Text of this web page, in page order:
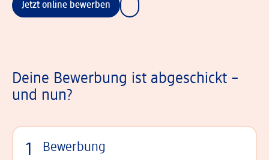
Jetzt online bewerben
Deine Bewerbung ist abgeschickt –
und nun?
1 Bewerbung